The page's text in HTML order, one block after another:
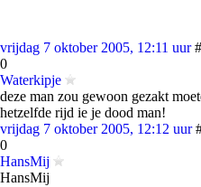
vrijdag 7 oktober 2005, 12:11 uur
0
Waterkipje
deze man zou gewoon gezakt
hetzelfde rijd ie je dood man!
vrijdag 7 oktober 2005, 12:12 uur
0
HansMij
HansMij